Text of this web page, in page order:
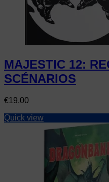
MAJESTIC 12:
SCÉNARIOS
Price
€19.00
Quick view